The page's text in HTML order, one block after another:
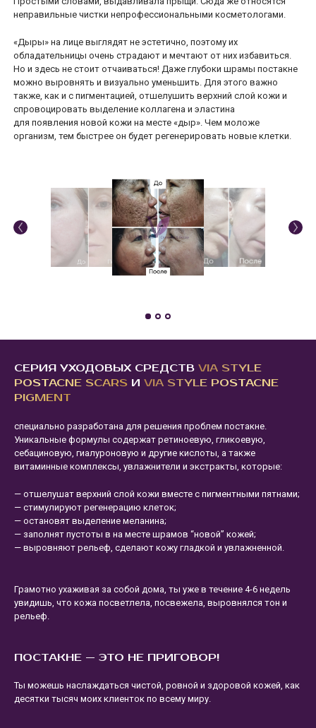
неправильные чистки непрофессиональными косметологами.
«Дыры» на лице выглядят не эстетично, поэтому их
обладательницы очень страдают и мечтают от них избавиться.
Но и здесь не стоит отчаиваться! Даже глубоки шрамы постакне
можно выровнять и визуально уменьшить. Для этого важно
также, как и с пигментацией, отшелушить верхний слой кожи и
спровоцировать выделение коллагена и эластина
для появления новой кожи на месте «дыр». Чем моложе
организм, тем быстрее он будет регенерировать новые клетки.
СЕРИЯ УХОДОВЫХ СРЕДСТВ VIA STYLE
POSTACNE SCARS И VIA STYLE POSTACNE
PIGMENT
специально разработана для решения проблем постакне.
Уникальные формулы содержат ретиноевую, гликоевую,
себациновую, гиалуроновую и другие кислоты, а также
витаминные комплексы, увлажнители и экстракты, которые:
— отшелушат верхний слой кожи вместе с пигментными пятнами;
— стимулируют регенерацию клеток;
— остановят выделение меланина;
— заполнят пустоты в на месте шрамов “новой” кожей;
— выровняют рельеф, сделают кожу гладкой и увлажненной.
Грамотно ухаживая за собой дома, ты уже в течение 4-6 недель
увидишь, что кожа посветлела, посвежела, выровнялся тон и
рельеф.
ПОСТАКНЕ — ЭТО НЕ ПРИГОВОР!
Ты можешь наслаждаться чистой, ровной и здоровой кожей, как
десятки тысяч моих клиенток по всему миру.